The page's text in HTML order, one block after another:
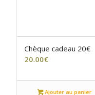
Chèque cadeau 20€
20.00€
Ajouter au panier